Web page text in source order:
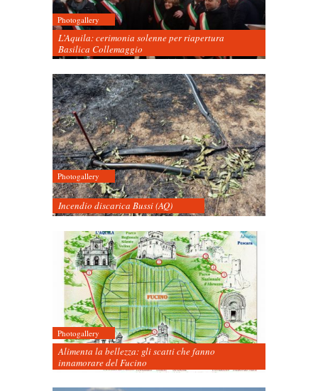
Photogallery
L’Aquila: cerimonia solenne per riapertura
Basilica Collemaggio
Photogallery
Incendio discarica Bussi (AQ)
Photogallery
Alimenta la bellezza: gli scatti che fanno
innamorare del Fucino